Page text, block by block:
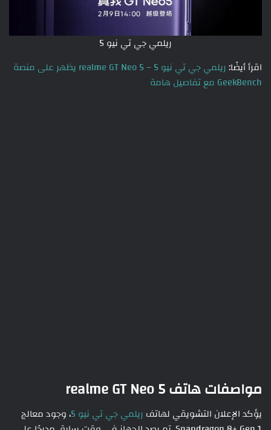
ريلمي جي تي نيو 5
اقرأ أيضًا:
ريلمي جي تي نيو 5 – realme GT Neo 5 يظهر على منصة
GeekBench مع تفاصيل هامة
مواصفات هاتف realme GT Neo 5
يؤكد الإعلان التشويقي لهاتف ريلمي جي تي نيو 5 ، وجود معالج